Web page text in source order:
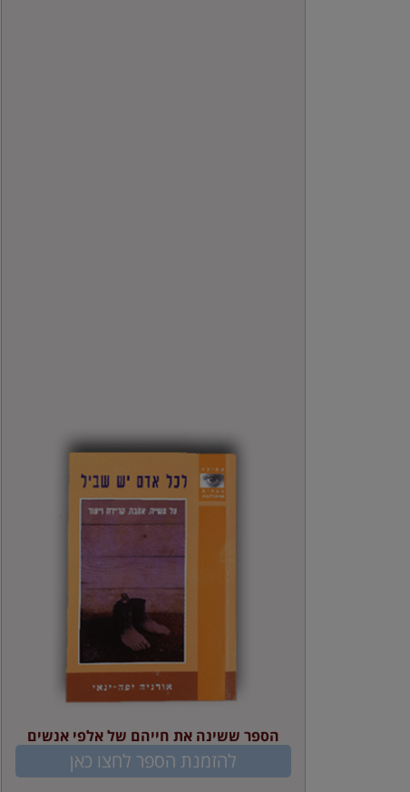
הספר ששינה את חייהם של אלפי אנשים
להזמנת הספר לחצו כאן